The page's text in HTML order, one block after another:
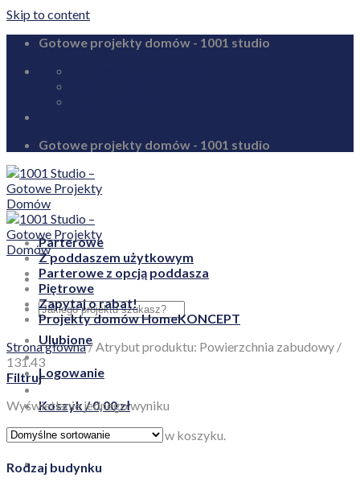
Skip to content
Gotowe projekty domów - 1001 studio
Gotowe projekty domów - 1001 studio
Ulubione
Logowanie
Koszyk /0,00zł
Brak produktów w koszyku.
Parterowe
Z poddaszem użytkowym
Parterowe z opcją poddasza
Piętrowe
Zapytaj o rabat!
Projekty domów HomeKONCEPT
Strona główna/Atrybut produktu: Powierzchnia zabudowy /
131.43
Filtruj
Wyświetlanie jednego wyniku
Rodzaj budynku